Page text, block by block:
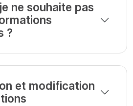
ne souhaite pas
?
et modification